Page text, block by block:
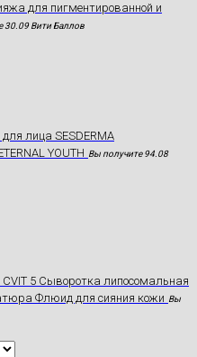
для пигментированной и
30.09 Вити Баллов
для лица SESDERMA
YOUTH Вы получите 94.08
CVIT 5 Сыворотка липосомальная
Флюид для сияния кожи Вы